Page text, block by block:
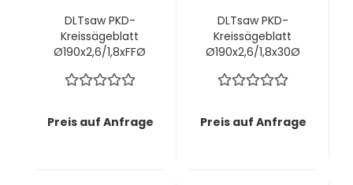
DLTsaw PKD-
Kreissägeblatt
Ø190x2,6/1,8xFFØ
Perfekte
Vorritzaggregat
Preis auf Anfrage
DLTsaw PKD-
Kreissägeblatt
Ø190x2,6/1,8x30Ø
Perfekte
Vorritzaggregat
Preis auf Anfrage